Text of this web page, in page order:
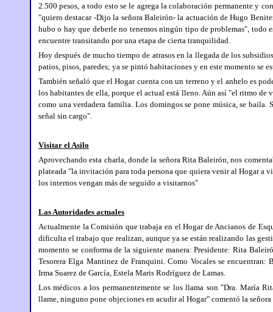
2.500 pesos, a todo esto se le agrega la colaboración permanente y
"quiero destacar -Dijo la señora Baleirón- la actuación de Hugo
hubo o hay que deberle no tenemos ningún tipo de problemas", todo
encuentre transitando por una etapa de cierta tranquilidad.
Hoy después de mucho tiempo de atrasos en la llegada de los
patios, pisos, paredes; ya se pintó habitaciones y en este momento se
También señaló que el Hogar cuenta con un terreno y el anhelo es
los habitantes de ella, porque el actual está lleno. Aún así "el ritmo de
como una verdadera familia. Los domingos se pone música, se
señal sin cargo".
Visitar el Asilo
Aprovechando esta charla, donde la señora Rita Baleirón, nos
plateada "la invitación para toda persona que quiera venir al Hogar a
los internos vengan más de seguido a visitarnos"
Las Autoridades actuales
Actualmente la Comisión que trabaja en el Hogar de Ancianos de
dificulta el trabajo que realizan, aunque ya se están realizando las
momento se conforma de la siguiente manera: Presidente: Rita
Tesorera Elga Mantinez de Franquini. Como Vocales se
Irma Suarez de García, Estela Maris Rodríguez de Lamas.
Los médicos a los permanentemente se los llama son "Dra. María
llame, ninguno pone objeciones en acudir al Hogar" comentó la